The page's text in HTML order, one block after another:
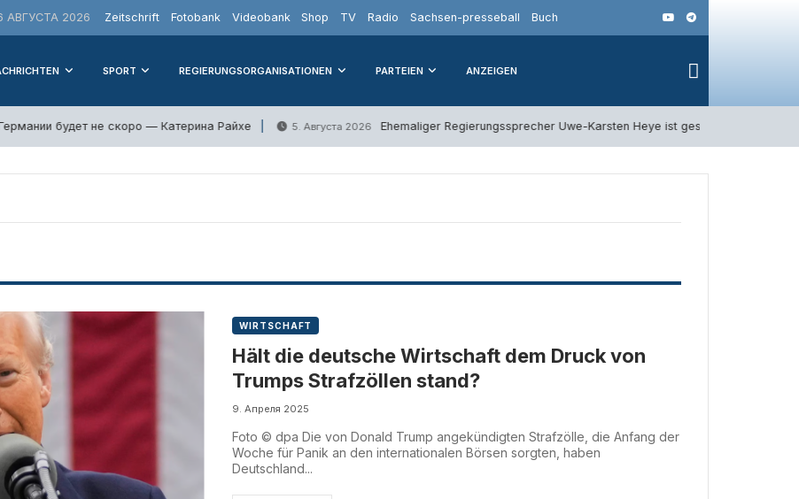
АВГУСТА 2026 Zeitschrift Fotobank Videobank Shop TV Radio Sachsen-presseball Buch
SPORT REGIERUNGSORGANISATIONEN PARTEIEN ANZEIGEN
будет не скоро — Катерина Райхе 5. Августа 2026 Ehemaliger Regierungssprecher Uwe-Karsten Heye ist gestorben
WIRTSCHAFT
Hält die deutsche Wirtschaft dem Druck von
Trumps Strafzöllen stand?
9. Апреля 2025
Foto © dpa Die von Donald Trump angekündigten Strafzölle, die Anfang der
Woche für Panik an den internationalen Börsen sorgten, haben
Deutschland...